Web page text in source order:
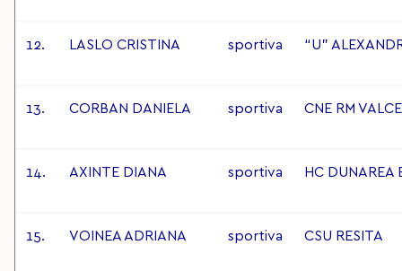
12. LASLO CRISTINA sportiva “U”
13. CORBAN DANIELA sportiva CNE RM
14. AXINTE DIANA sportiva HC DUNAREA
15. VOINEA ADRIANA sportiva CSU RESITA